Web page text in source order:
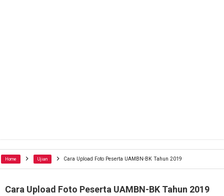
Home Ujian Cara Upload Foto Peserta UAMBN-BK Tahun 2019
Cara Upload Foto Peserta UAMBN-BK Tahun 2019